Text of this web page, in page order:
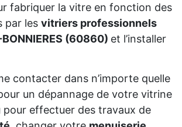
fabriquer la vitre en fonction des
par les vitriers professionnels
(60860) et l’installer
contacter dans n’importe quelle
un dépannage de votre vitrine
pour effectuer des travaux de